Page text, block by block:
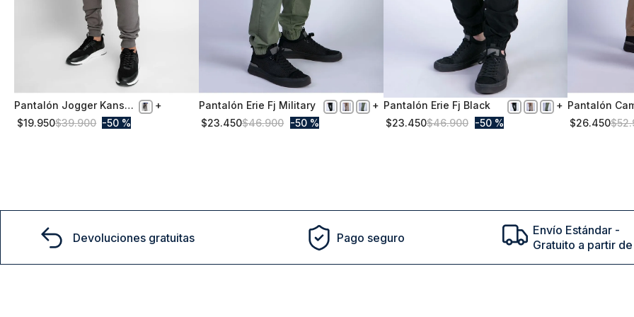
S
Pantalón Jogger Kansas
Grafito
$19.950$39.900 50 %
54
Pantalón Erie Fj Military
$23.450$46.900 50 %
54
Pantalón Erie Fj Black
$23.450$46.900 50 %
52
Pantalón
$26.450$52.
Devoluciones gratuitas Pago seguro
Envío Estándar -
Gratuito a partir